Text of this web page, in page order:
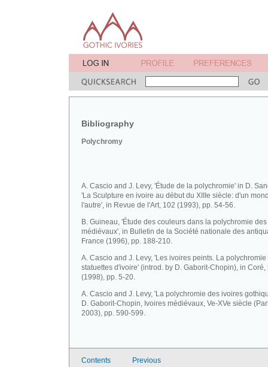
Bibliography
Polychromy
A. Cascio and J. Levy, 'Étude de la polychromie' in D.
'La Sculpture en ivoire au début du XIIIe siècle: d'un
l'autre', in Revue de l'Art, 102 (1993), pp. 54-56.
B. Guineau, 'Étude des couleurs dans la polychromie
médiévaux', in Bulletin de la Société nationale des
France (1996), pp. 188-210.
A. Cascio and J. Levy, 'Les ivoires peints. La polychromie
statuettes d'ivoire' (introd. by D. Gaborit-Chopin), in Coré,
(1998), pp. 5-20.
A. Cascio and J. Levy, 'La polychromie des ivoires
D. Gaborit-Chopin, Ivoires médiévaux, Ve-XVe siècle
2003), pp. 590-599.
Contents Previous